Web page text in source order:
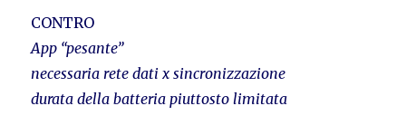
CONTRO
App “pesante”
necessaria rete dati x sincronizzazione
durata della batteria piuttosto limitata